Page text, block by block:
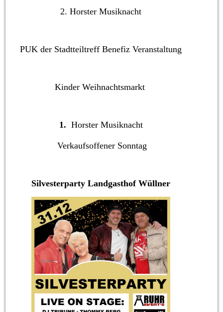
2. Horster Musiknacht
PUK der Stadtteiltreff Benefiz Veranstaltung
Kinder Weihnachtsmarkt
1. Horster Musiknacht
Verkaufsoffener Sonntag
Silvesterparty Landgasthof Wüllner